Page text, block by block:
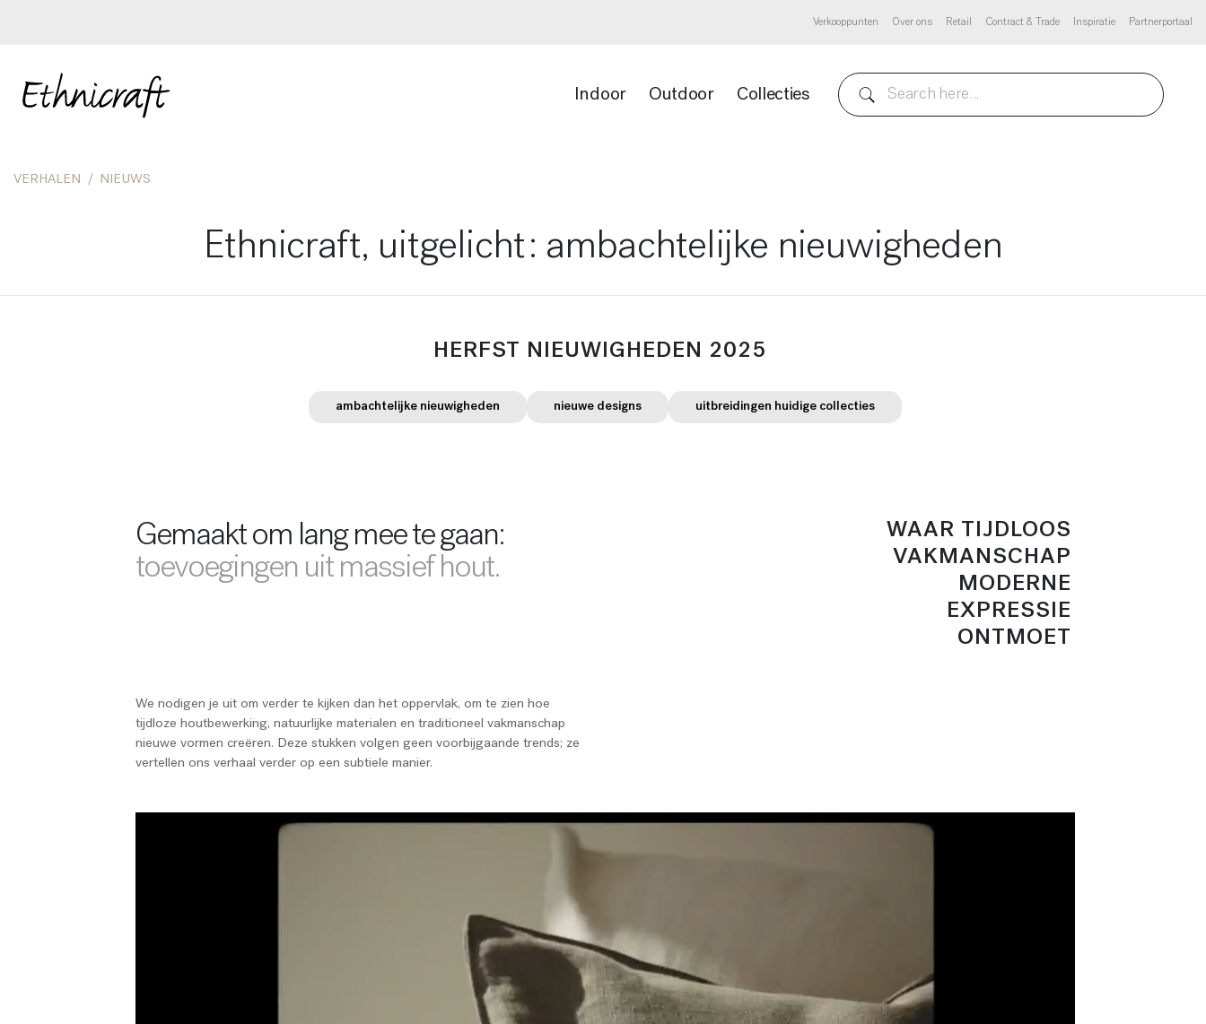
Verkooppunten Over ons Retail Contract & Trade Inspiratie Partnerportaal
Indoor Outdoor Collecties
VERHALEN NIEUWS
Ethnicraft, uitgelicht : ambachtelijke nieuwigheden
HERFST NIEUWIGHEDEN 2025
ambachtelijke nieuwigheden nieuwe designs uitbreidingen huidige collecties
Gemaakt om lang mee te gaan:
toevoegingen uit massief hout.
WAAR TIJDLOOS
VAKMANSCHAP
MODERNE
EXPRESSIE
ONTMOET
We nodigen je uit om verder te kijken dan het oppervlak, om te zien hoe
tijdloze houtbewerking, natuurlijke materialen en traditioneel vakmanschap
nieuwe vormen creëren. Deze stukken volgen geen voorbijgaande trends; ze
vertellen ons verhaal verder op een subtiele manier.